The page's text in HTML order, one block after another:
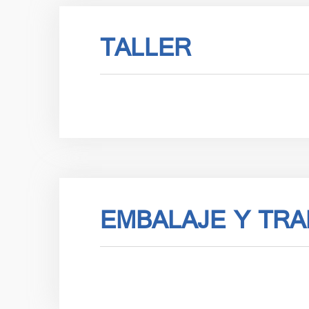
TALLER
EMBALAJE Y